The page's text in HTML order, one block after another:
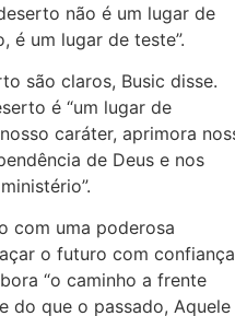
não é um lugar de
é um lugar de teste”.
são claros, Busic disse.
é “um lugar de
caráter, aprimora
de Deus e nos
com uma poderosa
o futuro com
“o caminho a frente
do que o passado, Aquele